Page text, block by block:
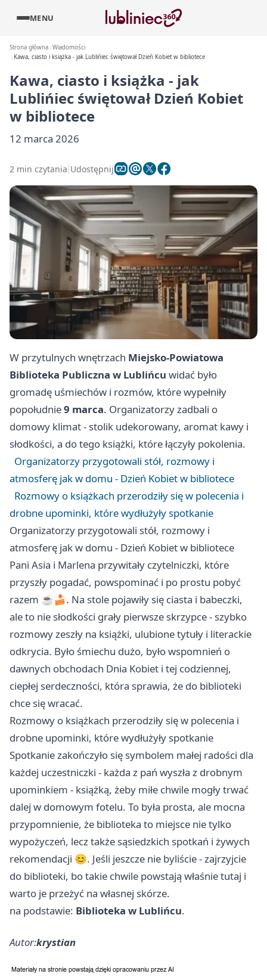
MENU
Strona główna Wiadomości
Kawa, ciasto i książka - jak Lublińiec świętował Dzień Kobiet w bibliotece
Kawa, ciasto i książka - jak
Lublińiec świętował Dzień Kobiet
w bibliotece
12 marca 2026
2 min czytania Udostępnij
W przytulnych wnętrzach Miejsko-Powiatowa
Biblioteka Publiczna w Lublińcu widać było
gromadę uśmiechów i rozmów, które wypełniły
popołudnie9 marca. Organizatorzy zadbali o
domowy klimat - stolik udekorowany, aromat kawy i
słodkości, a do tego książki, które łączyły pokolenia.
Organizatorzy przygotowali stół, rozmowy i
atmosferę jak w domu - Dzień Kobiet w bibliotece
Rozmowy o książkach przerodziły się w polecenia i
drobne upominki, które wydłużyły spotkanie
Organizatorzy przygotowali stół, rozmowy i
atmosferę jak w domu - Dzień Kobiet w bibliotece
Pani Asia i Marlena przywitały czytelniczki, które
przyszły pogadać, powspominać i po prostu pobyć
razem ☕️🍰. Na stole pojawiły się ciasta i babeczki,
ale to nie słodkości grały pierwsze skrzypce - szybko
rozmowy zeszły na książki, ulubione tytuły i literackie
odkrycia. Było śmiechu dużo, było wspomnień o
dawnych obchodach Dnia Kobiet i tej codziennej,
ciepłej serdeczności, która sprawia, że do biblioteki
chce się wracać.
Rozmowy o książkach przerodziły się w polecenia i
drobne upominki, które wydłużyły spotkanie
Spotkanie zakończyło się symbolem małej radości dla
każdej uczestniczki - każda z pań wyszła z drobnym
upominkiem - książką, żeby miłe chwile mogły trwać
dalej w domowym fotelu. To była prosta, ale mocna
przypomnienie, że biblioteka to miejsce nie tylko
wypożyczeń, lecz także sąsiedzkich spotkań i żywych
rekomendacji 😊. Jeśli jeszcze nie byliście - zajrzyjcie
do biblioteki, bo takie chwile powstają właśnie tutaj i
warto je przeżyć na własnej skórze.
na podstawie: Biblioteka w Lublińcu.
Autor:krystian